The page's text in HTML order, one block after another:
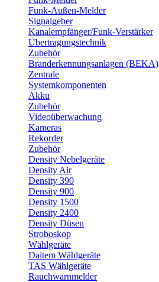
Funk-Außen-Melder
Signalgeber
Kanalempfänger/Funk-Verstärker
Übertragungstechnik
Zubehör
Branderkennungsanlagen (BEKA)
Zentrale
Systemkomponenten
Akku
Zubehör
Videoüberwachung
Kameras
Rekorder
Zubehör
Density Nebelgeräte
Density Air
Density 390
Density 900
Density 1500
Density 2400
Density Düsen
Stroboskop
Wählgeräte
Daitem Wählgeräte
TAS Wählgeräte
Rauchwarnmelder